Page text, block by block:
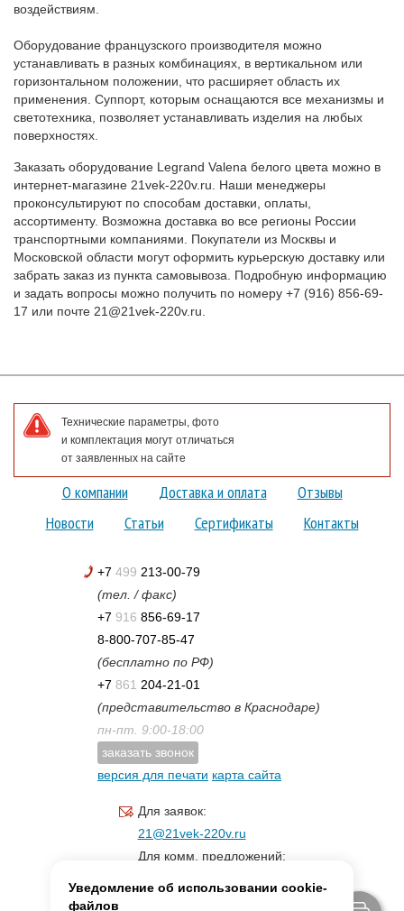
воздействиям.
Оборудование французского производителя можно
устанавливать в разных комбинациях, в вертикальном или
горизонтальном положении, что расширяет область их
применения. Суппорт, которым оснащаются все механизмы и
светотехника, позволяет устанавливать изделия на любых
поверхностях.
Заказать оборудование Legrand Valena белого цвета можно в
интернет-магазине 21vek-220v.ru. Наши менеджеры
проконсультируют по способам доставки, оплаты,
ассортименту. Возможна доставка во все регионы России
транспортными компаниями. Покупатели из Москвы и
Московской области могут оформить курьерскую доставку или
забрать заказ из пункта самовывоза. Подробную информацию
и задать вопросы можно получить по номеру +7 (916) 856-69-
17 или почте 21@21vek-220v.ru
Технические параметры, фото
и комплектация могут отличаться
от заявленных на сайте
О компании Доставка и оплата
Отзывы
Новости
Статьи Сертификаты Контакты
+7 499 213-00-79
(тел. / факс)
+7 916 856-69-17
8-800-707-85-47
(бесплатно по РФ)
+7 861 204-21-01
(представительство в Краснодаре)
пн-пт. 9:00-18:00
заказать звонок
версия для печати карта сайта
Для заявок:
21@21vek-220v.ru
Для комм. предложений:
Уведомление об использовании cookie-
файлов